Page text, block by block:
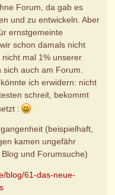
Forum, da gab es
und zu entwickeln. Aber
ernstgemeinte
schon damals nicht
mal 1% unserer
auch am Forum.
ich erwidern: nicht
schreit, bekommt
:
(beispielhaft,
kamen ungefähr
und Forumsuche)
blog/61-das-neue-